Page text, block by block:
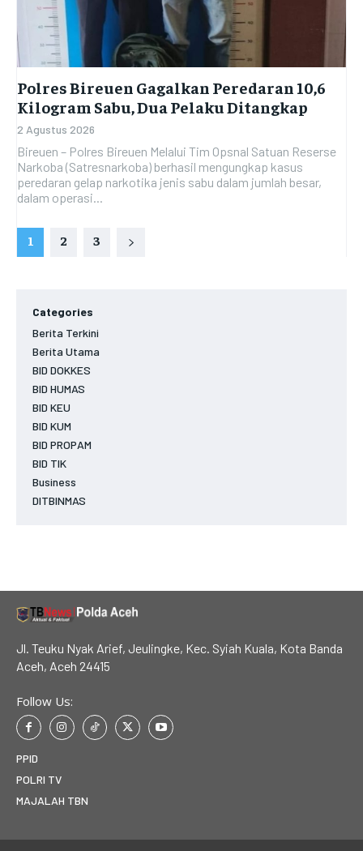
Polres Bireuen Gagalkan Peredaran 10,6
Kilogram Sabu, Dua Pelaku Ditangkap
2 Agustus 2026
Bireuen – Polres Bireuen Melalui Tim Opsnal Satuan Reserse
Narkoba (Satresnarkoba) berhasil mengungkap kasus
peredaran gelap narkotika jenis sabu dalam jumlah besar,
dalam operasi...
1 2 3
Categories
Berita Terkini
Berita Utama
BID DOKKES
BID HUMAS
BID KEU
BID KUM
BID PROPAM
BID TIK
Business
DITBINMAS
Jl. Teuku Nyak Arief, Jeulingke, Kec. Syiah Kuala, Kota Banda
Aceh, Aceh 24415
Follow Us:
PPID
POLRI TV
MAJALAH TBN